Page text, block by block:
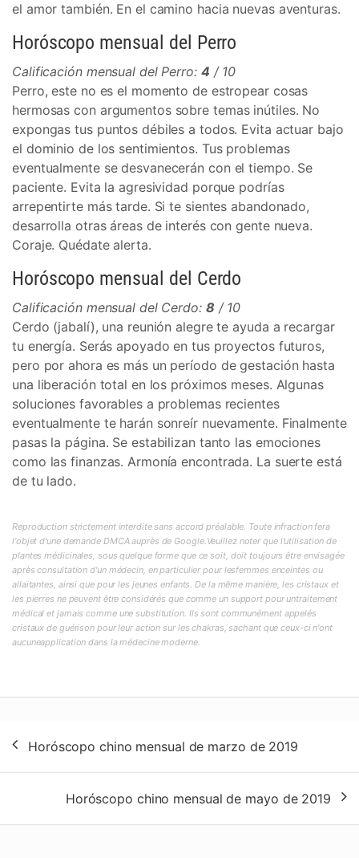
el amor también. En el camino hacia nuevas aventuras.
Horóscopo mensual del Perro
Calificación mensual del Perro: 4 / 10
Perro, este no es el momento de estropear cosas
hermosas con argumentos sobre temas inútiles. No
expongas tus puntos débiles a todos. Evita actuar bajo
el dominio de los sentimientos. Tus problemas
eventualmente se desvanecerán con el tiempo. Se
paciente. Evita la agresividad porque podrías
arrepentirte más tarde. Si te sientes abandonado,
desarrolla otras áreas de interés con gente nueva.
Coraje. Quédate alerta.
Horóscopo mensual del Cerdo
Calificación mensual del Cerdo: 8 / 10
Cerdo (jabalí), una reunión alegre te ayuda a recargar
tu energía. Serás apoyado en tus proyectos futuros,
pero por ahora es más un período de gestación hasta
una liberación total en los próximos meses. Algunas
soluciones favorables a problemas recientes
eventualmente te harán sonreír nuevamente. Finalmente
pasas la página. Se estabilizan tanto las emociones
como las finanzas. Armonía encontrada. La suerte está
de tu lado.
Reproduction strictement interdite sans accord préalable. Toute infraction fera
l'objet d'une demande DMCA auprès de Google.Veuillez noter que l'utilisation de
plantes médicinales, sous quelque forme que ce soit, doit toujours être envisagée
après consultation d'un médecin, en particulier pour lesfemmes enceintes ou
allaitantes, ainsi que pour les jeunes enfants. De la même manière, les cristaux et
les pierres ne peuvent être considérés que comme un support pour untraitement
médical et jamais comme une substitution. Ils sont communément appelés
cristaux de guérison pour leur action sur les chakras, sachant que ceux-ci n'ont
aucuneapplication dans la médecine moderne.
de
entradas
Horóscopo chino mensual de marzo de 2019
Horóscopo chino mensual de mayo de 2019